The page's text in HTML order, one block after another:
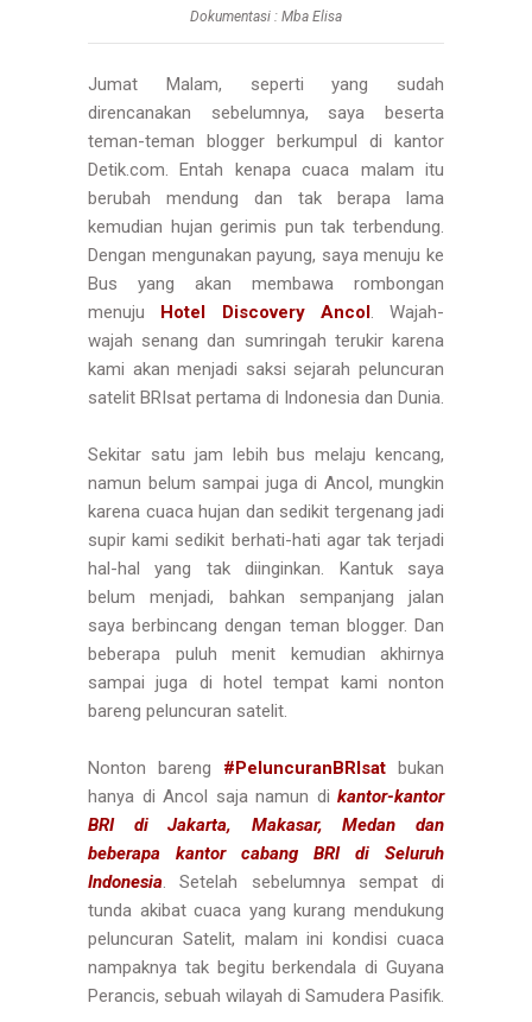
Dokumentasi : Mba Elisa
Jumat Malam, seperti yang sudah
direncanakan sebelumnya, saya beserta
teman-teman blogger berkumpul di kantor
Detik.com. Entah kenapa cuaca malam itu
berubah mendung dan tak berapa lama
kemudian hujan gerimis pun tak terbendung.
Dengan mengunakan payung, saya menuju ke
Bus yang akan membawa rombongan
menuju Hotel Discovery Ancol. Wajah-
wajah senang dan sumringah terukir karena
kami akan menjadi saksi sejarah peluncuran
satelit BRIsat pertama di Indonesia dan Dunia.
Sekitar satu jam lebih bus melaju kencang,
namun belum sampai juga di Ancol, mungkin
karena cuaca hujan dan sedikit tergenang jadi
supir kami sedikit berhati-hati agar tak terjadi
hal-hal yang tak diinginkan. Kantuk saya
belum menjadi, bahkan sempanjang jalan
saya berbincang dengan teman blogger. Dan
beberapa puluh menit kemudian akhirnya
sampai juga di hotel tempat kami nonton
bareng peluncuran satelit.
Nonton bareng #PeluncuranBRIsat bukan
hanya di Ancol saja namun di kantor-kantor
BRI di Jakarta, Makasar, Medan dan
beberapa kantor cabang BRI di Seluruh
Indonesia. Setelah sebelumnya sempat di
tunda akibat cuaca yang kurang mendukung
peluncuran Satelit, malam ini kondisi cuaca
nampaknya tak begitu berkendala di Guyana
Perancis, sebuah wilayah di Samudera Pasifik.